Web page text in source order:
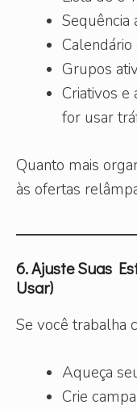
Sequência
Grupos
Criativos e
for usar
Quanto mais
às ofertas
6. Ajuste Suas
Usar)
Se você trabalha
Aqueça
Crie